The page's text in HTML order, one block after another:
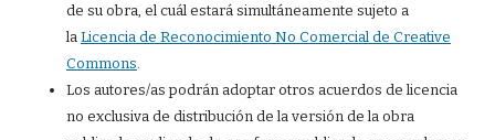
de su obra, el cuál estará simultáneamente sujeto a
la Licencia de Reconocimiento No Comercial de Creative
Commons
Los autores/as podrán adoptar otros acuerdos de licencia
no exclusiva de distribución de la versión de la obra